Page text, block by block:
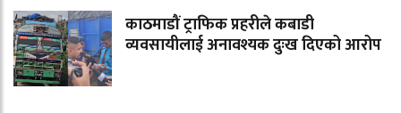
काठमाडौं ट्राफिक प्रहरीले कबाडी
व्यवसायीलाई अनावश्यक दुःख दिएको आरोप